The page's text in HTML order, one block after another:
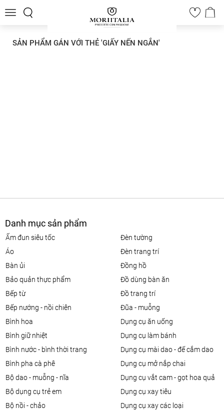
Toggle
0
SẢN PHẨM GÁN VỚI THẺ 'GIẤY NẾN NGẮN'
Danh mục sản phẩm
ấm đun siêu tốc
áo
bàn ủi
bảo quản thực phẩm
bếp từ
bếp nướng - nồi chiên
bình hoa
bình giữ nhiệt
bình nước - bình thời trang
bình pha cà phê
bộ dao - muỗng - nĩa
bộ dụng cụ trẻ em
bộ nồi - chảo
đèn tường
đèn trang trí
đồng hồ
đồ dùng bàn ăn
đồ trang trí
đũa - muỗng
dụng cụ ăn uống
dụng cụ làm bánh
dụng cụ mài dao - đế cắm dao
dụng cụ mở nắp chai
dụng cụ vắt cam - gọt hoa quả
dụng cụ xay tiêu
dụng cụ xay các loại